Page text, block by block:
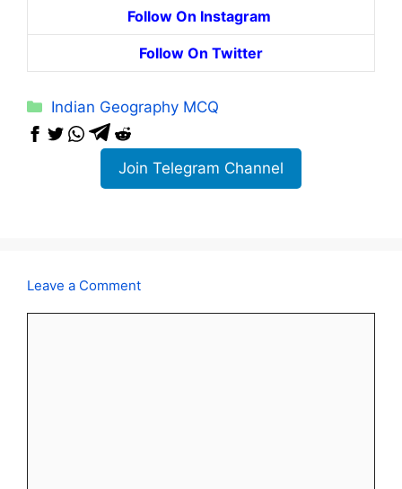
Follow On Instagram
Follow On Twitter
Categories
Indian Geography MCQ
Join Telegram Channel
Leave a Comment